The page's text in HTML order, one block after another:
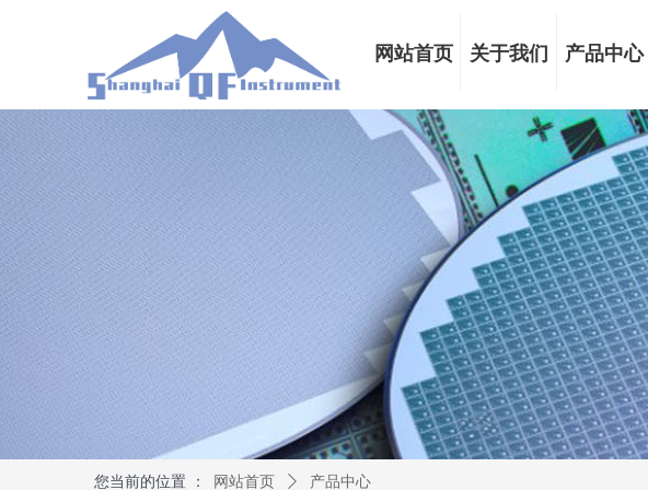
网站首页 关于我们 产品中心
您当前的位置 ： 网站首页 ꄲ 产品中心